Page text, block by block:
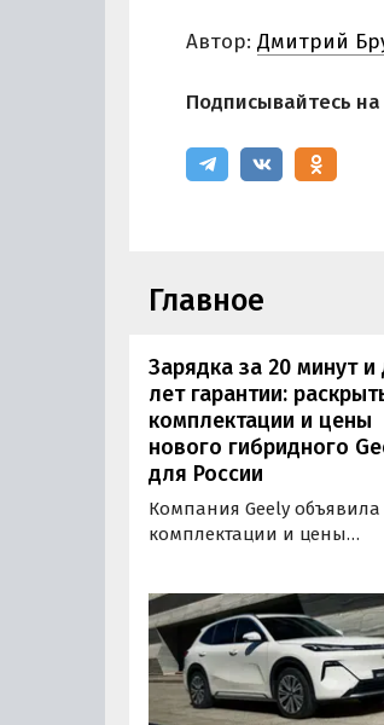
Автор: Дмитрий
Подписывайтесь на
Главное
Зарядка за 20 минут и
лет гарантии:
комплектации и цены
нового гибридного
для России
Компания Geely объявила
комплектации и цены
установкой
типа. Автомобиль
инновационной
названием Electric Motor
Extended Range (EM-R) и